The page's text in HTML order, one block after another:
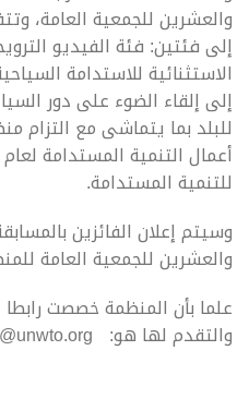
والعشرين للجمعية العامة،
إلى فئتين: فئة الفيديو
الاستثنائية للاستدامة
إلى إلقاء الضوء على دور
للبلد بما يتماشى مع التزام
للتنمية المستدامة.
وسيتم إعلان الفائزين
والعشرين للجمعية العامة
علما بأن المنظمة خصصت
والتقدم لها هو: Comm1@unwto.org